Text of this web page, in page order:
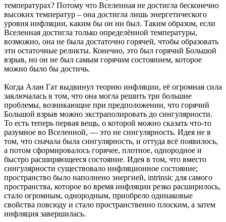
температурах? Потому что Вселенная не достигла бесконечно
высоких температур – она достигла лишь энергетического
уровня инфляции, каким бы он ни был. Таким образом, если
Вселенная достигла только определённой температуры,
возможно, она не была достаточно горячей, чтобы образовать
эти остаточные реликты. Конечно, это был горячий Большой
взрыв, но он не был самым горячим состоянием, которое
можно было бы достичь.
Когда Алан Гат выдвинул теорию инфляции, её огромная сила
заключалась в том, что она могла решить три большие
проблемы, возникающие при предположении, что горячий
Большой взрыв можно экстраполировать до сингулярности.
То есть теперь первая вещь, о которой можно сказать что-то
разумное во Вселенной, — это не сингулярность. Идея не в
том, что сначала была сингулярность, и оттуда всё появилось,
а потом сформировалось горячее, плотное, однородное и
быстро расширяющееся состояние. Идея в том, что вместо
сингулярности существовало инфляционное состояние;
пространство было наполнено энергией, intrinsic для самого
пространства, которое во время инфляции резко расширилось,
стало огромным, однородным, приобрело одинаковые
свойства повсюду и стало пространственно плоским, а затем
инфляция завершилась.